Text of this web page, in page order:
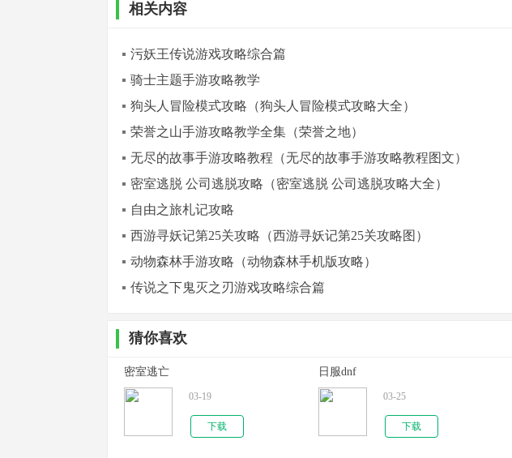
相关内容
污妖王传说游戏攻略综合篇
骑士主题手游攻略教学
狗头人冒险模式攻略（狗头人冒险模式攻略大全）
荣誉之山手游攻略教学全集（荣誉之地）
无尽的故事手游攻略教程（无尽的故事手游攻略教程图文）
密室逃脱 公司逃脱攻略（密室逃脱 公司逃脱攻略大全）
自由之旅札记攻略
西游寻妖记第25关攻略（西游寻妖记第25关攻略图）
动物森林手游攻略（动物森林手机版攻略）
传说之下鬼灭之刃游戏攻略综合篇
猜你喜欢
密室逃亡
03-19
下载
日服dnf
03-25
下载